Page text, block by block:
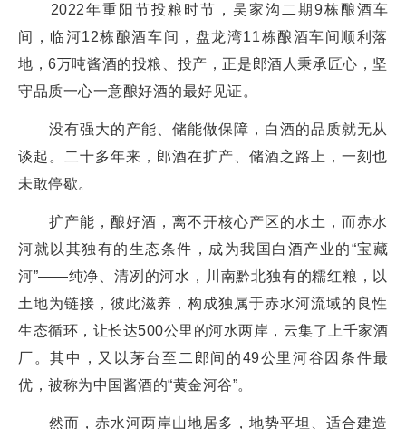
2022年重阳节投粮时节，吴家沟二期9栋酿酒车
间，临河12栋酿酒车间，盘龙湾11栋酿酒车间顺利落
地，6万吨酱酒的投粮、投产，正是郎酒人秉承匠心，坚
守品质一心一意酿好酒的最好见证。
没有强大的产能、储能做保障，白酒的品质就无从
谈起。二十多年来，郎酒在扩产、储酒之路上，一刻也
未敢停歇。
扩产能，酿好酒，离不开核心产区的水土，而赤水
河就以其独有的生态条件，成为我国白酒产业的“宝藏
河”——纯净、清冽的河水，川南黔北独有的糯红粮，以
土地为链接，彼此滋养，构成独属于赤水河流域的良性
生态循环，让长达500公里的河水两岸，云集了上千家酒
厂。其中，又以茅台至二郎间的49公里河谷因条件最
优，被称为中国酱酒的“黄金河谷”。
然而，赤水河两岸山地居多，地势平坦、适合建造